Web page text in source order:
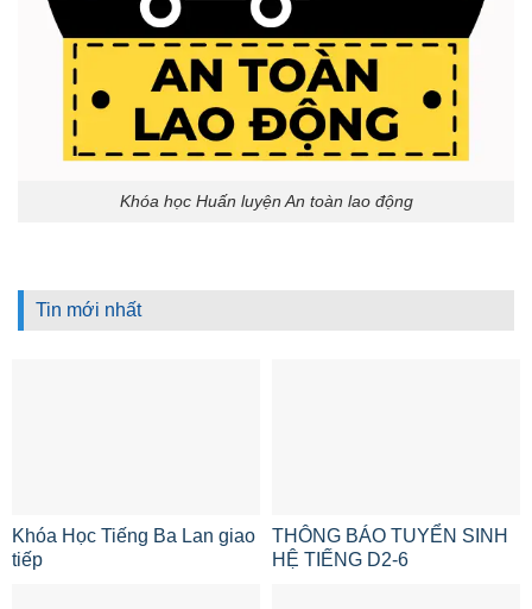
Khóa học Huấn luyện An toàn lao động
Tin mới nhất
Khóa Học Tiếng Ba Lan giao
tiếp
THÔNG BÁO TUYỂN SINH
HỆ TIẾNG D2-6